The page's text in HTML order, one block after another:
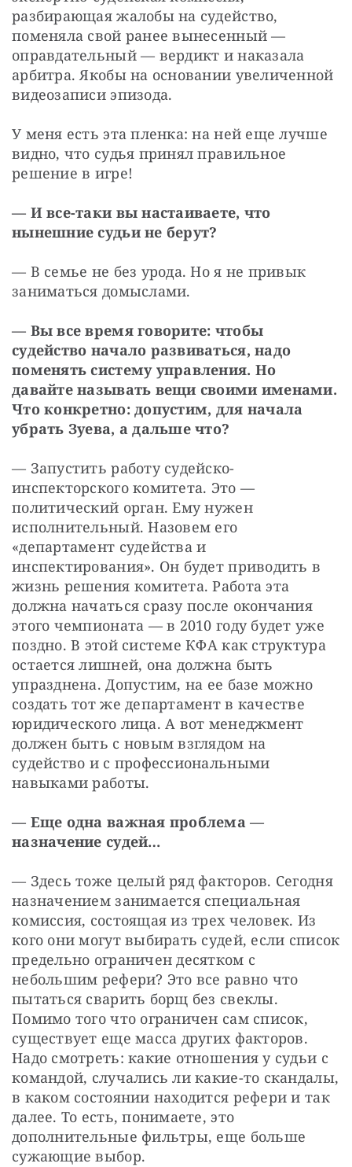
разбирающая жалобы на судейство,
поменяла свой ранее вынесенный —
оправдательный — вердикт и наказала
арбитра. Якобы на основании увеличенной
видеозаписи эпизода.
У меня есть эта пленка: на ней еще лучше
видно, что судья принял правильное
решение в игре!
— И все-таки вы настаиваете, что
нынешние судьи не берут?
— В семье не без урода. Но я не привык
заниматься домыслами.
— Вы все время говорите: чтобы
судейство начало развиваться, надо
поменять систему управления. Но
давайте называть вещи своими именами.
Что конкретно: допустим, для начала
убрать Зуева, а дальше что?
— Запустить работу судейско-
инспекторского комитета. Это —
политический орган. Ему нужен
исполнительный. Назовем его
«департамент судейства и
инспектирования». Он будет приводить в
жизнь решения комитета. Работа эта
должна начаться сразу после окончания
этого чемпионата — в 2010 году будет уже
поздно. В этой системе КФА как структура
остается лишней, она должна быть
упразднена. Допустим, на ее базе можно
создать тот же департамент в качестве
юридического лица. А вот менеджмент
должен быть с новым взглядом на
судейство и с профессиональными
навыками работы.
— Еще одна важная проблема —
назначение судей…
— Здесь тоже целый ряд факторов. Сегодня
назначением занимается специальная
комиссия, состоящая из трех человек. Из
кого они могут выбирать судей, если список
предельно ограничен десятком с
небольшим рефери? Это все равно что
пытаться сварить борщ без свеклы.
Помимо того что ограничен сам список,
существует еще масса других факторов.
Надо смотреть: какие отношения у судьи с
командой, случались ли какие-то скандалы,
в каком состоянии находится рефери и так
далее. То есть, понимаете, это
дополнительные фильтры, еще больше
сужающие выбор.